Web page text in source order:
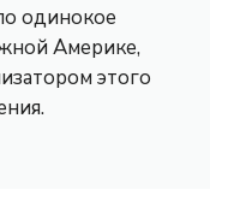
одинокое
Америке,
этого